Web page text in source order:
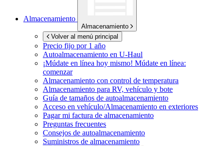
Almacenamiento
Almacenamiento
Volver al menú principal
Precio fijo por 1 año
Autoalmacenamiento en U-Haul
¡Múdate en línea hoy mismo! Múdate en línea:
comenzar
Almacenamiento con control de temperatura
Almacenamiento para RV, vehículo y bote
Guía de tamaños de autoalmacenamiento
Acceso en vehículo/Almacenamiento en exteriores
Pagar mi factura de almacenamiento
Preguntas frecuentes
Consejos de autoalmacenamiento
Suministros de almacenamiento